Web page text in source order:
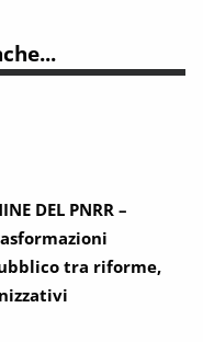
DEL PNRR –
tra riforme,